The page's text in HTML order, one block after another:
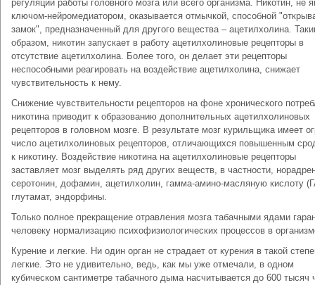
регуляции работы головного мозга или всего организма. Никотин, не
ключом-нейромедиатором, оказывается отмычкой, способной
замок", предназначенный для другого вещества – ацетилхолина.
образом, никотин запускает в работу ацетилхолиновые рецепторы в
отсутствие ацетилхолина. Более того, он делает эти рецепторы
неспособными реагировать на воздействие ацетилхолина, снижает
чувствительность к нему.
Снижение чувствительности рецепторов на фоне хронического
никотина приводит к образованию дополнительных ацетилхолиновых
рецепторов в головном мозге. В результате мозг курильщика имеет
число ацетилхолиновых рецепторов, отличающихся повышенным
к никотину. Воздействие никотина на ацетилхолиновые рецепторы
заставляет мозг выделять ряд других веществ, в частности,
серотонин, дофамин, ацетилхолин, гамма-амино-масляную кислоту
глутамат, эндорфины.
Только полное прекращение отравления мозга табачными ядами
человеку нормализацию психофизиологических процессов в
Курение и легкие. Ни один орган не страдает от курения в такой
легкие. Это не удивительно, ведь, как мы уже отмечали, в одном
кубическом сантиметре табачного дыма насчитывается до 600 тысяч